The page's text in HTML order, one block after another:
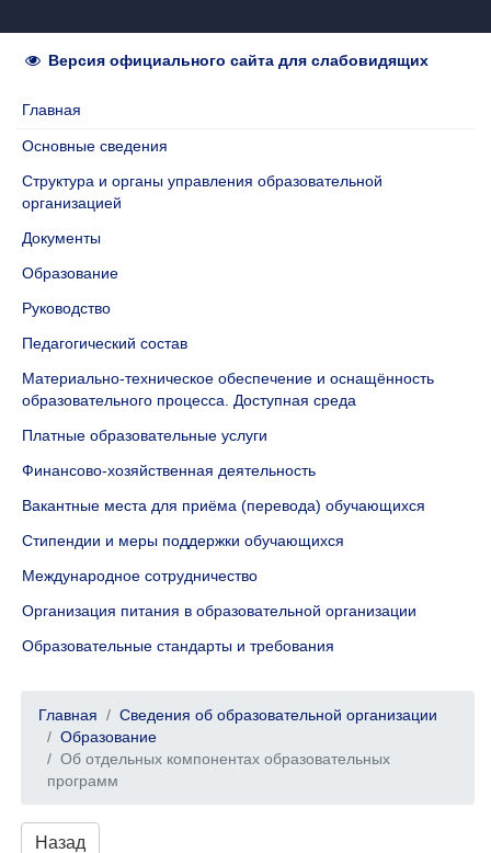
Версия официального сайта для слабовидящих
Главная
Основные сведения
Структура и органы управления образовательной
организацией
Документы
Образование
Руководство
Педагогический состав
Материально-техническое обеспечение и оснащённость
образовательного процесса. Доступная среда
Платные образовательные услуги
Финансово-хозяйственная деятельность
Вакантные места для приёма (перевода) обучающихся
Стипендии и меры поддержки обучающихся
Международное сотрудничество
Организация питания в образовательной организации
Образовательные стандарты и требования
Главная
Сведения об образовательной организации
Образование
Об отдельных компонентах образовательных
программ
Назад